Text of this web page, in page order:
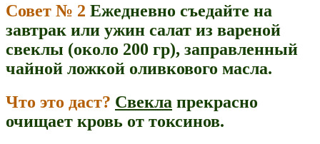
Совет № 2 Ежедневно съедайте на
завтрак или ужин салат из вареной
свеклы (около 200 гр), заправленный
чайной ложкой оливкового масла.
Что это даст? Свекла прекрасно
очищает кровь от токсинов.